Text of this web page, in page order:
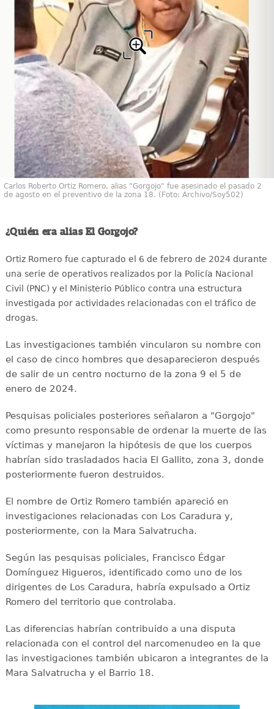
Carlos Roberto Ortiz Romero, alias "Gorgojo" fue asesinado el pasado 2
de agosto en el preventivo de la zona 18. (Foto: Archivo/Soy502)
¿Quién era alias El Gorgojo?
Ortiz Romero fue capturado el 6 de febrero de 2024 durante
una serie de operativos realizados por la Policía Nacional
Civil (PNC) y el Ministerio Público contra una estructura
investigada por actividades relacionadas con el tráfico de
drogas.
Las investigaciones también vincularon su nombre con
el caso de cinco hombres que desaparecieron después
de salir de un centro nocturno de la zona 9 el 5 de
enero de 2024.
Pesquisas policiales posteriores señalaron a "Gorgojo"
como presunto responsable de ordenar la muerte de las
víctimas y manejaron la hipótesis de que los cuerpos
habrían sido trasladados hacia El Gallito, zona 3, donde
posteriormente fueron destruidos.
El nombre de Ortiz Romero también apareció en
investigaciones relacionadas con Los Caradura y,
posteriormente, con la Mara Salvatrucha.
Según las pesquisas policiales, Francisco Édgar
Domínguez Higueros, identificado como uno de los
dirigentes de Los Caradura, habría expulsado a Ortiz
Romero del territorio que controlaba.
Las diferencias habrían contribuido a una disputa
relacionada con el control del narcomenudeo en la que
las investigaciones también ubicaron a integrantes de la
Mara Salvatrucha y el Barrio 18.